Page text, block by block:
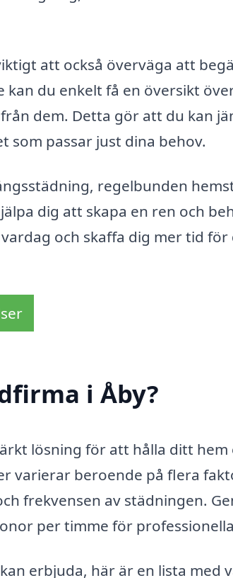
att också överväga att
du enkelt få en översikt
dem. Detta gör att du kan
passar just dina behov.
regelbunden
dig att skapa en ren och
och skaffa dig mer tid för
i Åby?
lösning för att hålla ditt
varierar beroende på flera
frekvensen av städningen.
per timme för
erbjuda, här är en lista med